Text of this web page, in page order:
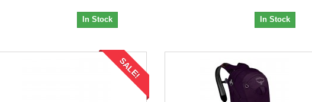
In Stock In Stock
SALE!